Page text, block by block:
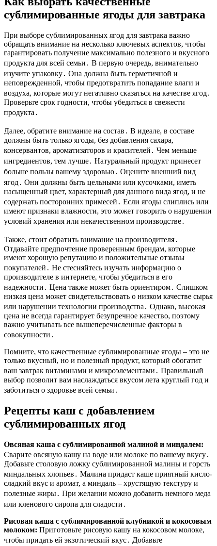
сублимированные ягоды для завтрака
При выборе сублимированных ягод для завтрака важно
обращать внимание на несколько ключевых аспектов, чтобы
гарантировать получение максимально полезного и вкусного
продукта для всей семьи․ В первую очередь, внимательно
изучите упаковку․ Она должна быть герметичной и
неповрежденной, чтобы предотвратить попадание влаги и
воздуха, которые могут негативно сказаться на качестве ягод․
Проверьте срок годности, чтобы убедиться в свежести
продукта․
Далее, обратите внимание на состав․ В идеале, в составе
должны быть только ягоды, без добавления сахара,
консервантов, ароматизаторов и красителей․ Чем меньше
ингредиентов, тем лучше․ Натуральный продукт принесет
больше пользы вашему здоровью․ Оцените внешний вид
ягод․ Они должны быть цельными или кусочками, иметь
насыщенный цвет, характерный для данного вида ягод, и не
содержать посторонних примесей․ Если ягоды слиплись или
имеют признаки влажности, это может говорить о нарушении
условий хранения или некачественном производстве․
Также, стоит обратить внимание на производителя․
Отдавайте предпочтение проверенным брендам, которые
имеют хорошую репутацию и положительные отзывы
покупателей․ Не стесняйтесь изучать информацию о
производителе в интернете, чтобы убедиться в его
надежности․ Цена также может быть ориентиром․ Слишком
низкая цена может свидетельствовать о низком качестве сырья
или нарушении технологии производства․ Однако, высокая
цена не всегда гарантирует безупречное качество, поэтому
важно учитывать все вышеперечисленные факторы в
совокупности․
Помните, что качественные сублимированные ягоды – это не
только вкусный, но и полезный продукт, который обогатит
ваш завтрак витаминами и микроэлементами․ Правильный
выбор позволит вам наслаждаться вкусом лета круглый год и
заботиться о здоровье всей семьи․
Рецепты каш с добавлением
сублимированных ягод
Овсяная каша с сублимированной малиной и миндалем:
Сварите овсяную кашу на воде или молоке по вашему вкусу․
Добавьте столовую ложку сублимированной малины и горсть
миндальных хлопьев․ Малина придаст каше приятный кисло-
сладкий вкус и аромат, а миндаль – хрустящую текстуру и
полезные жиры․ При желании можно добавить немного меда
или кленового сиропа для сладости․
Рисовая каша с сублимированной клубникой и кокосовым
молоком: Приготовьте рисовую кашу на кокосовом молоке,
чтобы придать ей экзотический вкус․ Добавьте